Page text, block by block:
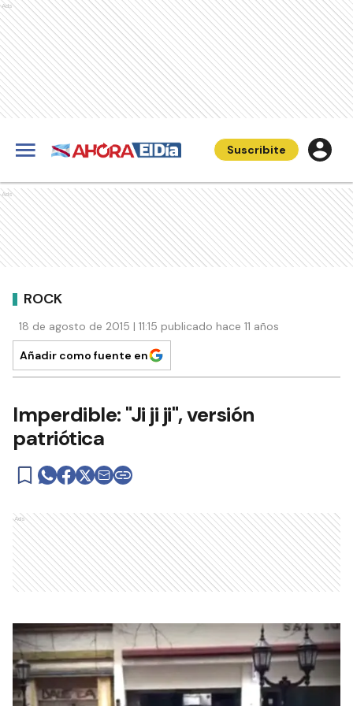
Ads
Suscribite
Ads
ROCK
18 de agosto de 2015 | 11:15 publicado hace 11 años
Añadir como fuente en
Imperdible: "Ji ji ji", versión
patriótica
Ads